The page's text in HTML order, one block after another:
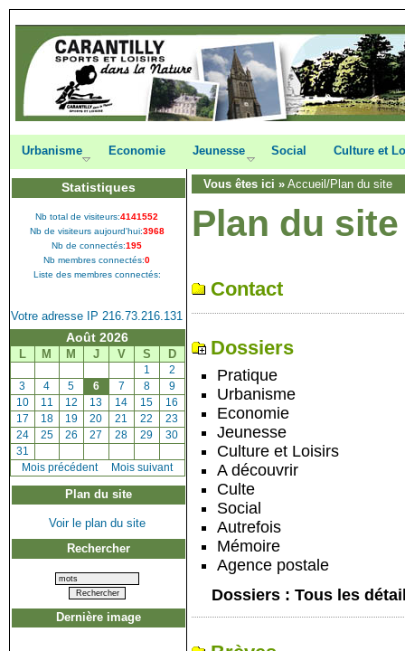
Urbanisme Economie Jeunesse Social Culture et
Statistiques
Nb total de visiteurs:4141552
Nb de visiteurs aujourd'hui:3968
Nb de connectés:195
Nb membres connectés:0
Liste des membres connectés:
Votre adresse IP 216.73.216.131
Août 2026
L M M J V S D
[1 [2
[3 [4 [5 [6] [7 [8] [9]
[10] [11 [12 [13 [14 [15 [16
[17 [18] [19] [20 [21 [22 [23
[24] [25] [26 [27 [28 [29 [30
[31
[Mois précédent] Mois suivant
Plan du site
Voir le plan du site
Rechercher
Dernière image
Vous êtes ici » Accueil /Plan du site
Plan du site
Contact
Dossiers
Pratique
Urbanisme
Economie
Jeunesse
Culture et Loisirs
A découvrir
Culte
Social
Autrefois
Mémoire
Agence postale
Dossiers : Tous les